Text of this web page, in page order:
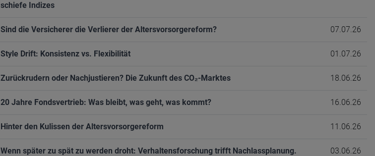
schiefe Indizes
Sind die Versicherer die Verlierer der Altersvorsorgereform? 07.07.26
Style Drift: Konsistenz vs. Flexibilität 01.07.26
Zurückrudern oder Nachjustieren? Die Zukunft des CO₂-Marktes 18.06.26
20 Jahre Fondsvertrieb: Was bleibt, was geht, was kommt? 16.06.26
Hinter den Kulissen der Altersvorsorgereform 11.06.26
Wenn später zu spät zu werden droht: Verhaltensforschung trifft Nachlassplanung. 03.06.26